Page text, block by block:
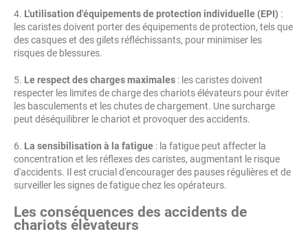
4. L'utilisation d'équipements de protection individuelle (EPI) :
les caristes doivent porter des équipements de protection, tels que
des casques et des gilets réfléchissants, pour minimiser les
risques de blessures.
5. Le respect des charges maximales : les caristes doivent
respecter les limites de charge des chariots élévateurs pour éviter
les basculements et les chutes de chargement. Une surcharge
peut déséquilibrer le chariot et provoquer des accidents.
6. La sensibilisation à la fatigue : la fatigue peut affecter la
concentration et les réflexes des caristes, augmentant le risque
d'accidents. Il est crucial d'encourager des pauses régulières et de
surveiller les signes de fatigue chez les opérateurs.
Les conséquences des accidents de
chariots élévateurs